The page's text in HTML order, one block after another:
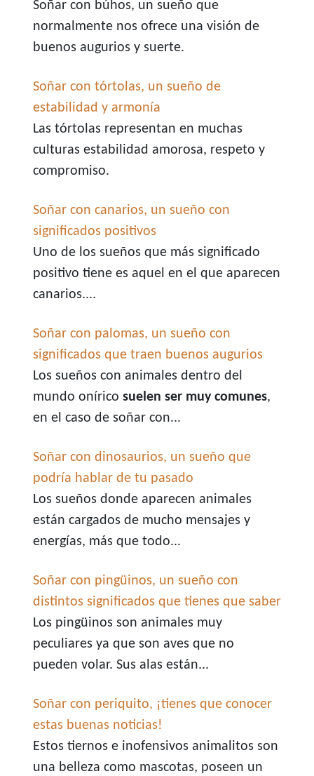
Soñar con búhos, un sueño que
normalmente nos ofrece una visión de
buenos augurios y suerte.
Soñar con tórtolas, un sueño de
estabilidad y armonía
Las tórtolas representan en muchas
culturas estabilidad amorosa, respeto y
compromiso.
Soñar con canarios, un sueño con
significados positivos
Uno de los sueños que más significado
positivo tiene es aquel en el que aparecen
canarios....
Soñar con palomas, un sueño con
significados que traen buenos augurios
Los sueños con animales dentro del
mundo onírico suelen ser muy comunes,
en el caso de soñar con...
Soñar con dinosaurios, un sueño que
podría hablar de tu pasado
Los sueños donde aparecen animales
están cargados de mucho mensajes y
energías, más que todo...
Soñar con pingüinos, un sueño con
distintos significados que tienes que saber
Los pingüinos son animales muy
peculiares ya que son aves que no
pueden volar. Sus alas están...
Soñar con periquito, ¡tienes que conocer
estas buenas noticias!
Estos tiernos e inofensivos animalitos son
una belleza como mascotas, poseen un